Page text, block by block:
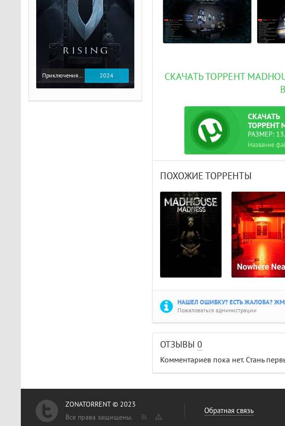
СКАЧАТЬ ТОРРЕНТ
СКАЧАТЬ
ТОРРЕНТ
РАЗМЕР:
ПОХОЖИЕ ТОРРЕНТЫ
НАШЕЛ ОШИБКУ? ЕСТЬ ЖАЛОБА?
Пожаловаться администрации
ОТЗЫВЫ 0
Комментариев пока нет. Стань
Приключения / Экшен 2024
ZONATORRENT © 2023
Все права защищены.
Обратная связь